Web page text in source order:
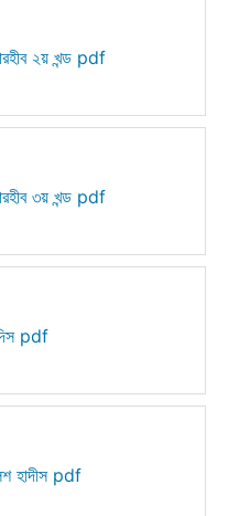
২য় খন্ড pdf
৩য় খন্ড pdf
pdf
হাদীস pdf